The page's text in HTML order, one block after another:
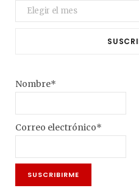
Archivo
Nombre*
Correo electrónico*